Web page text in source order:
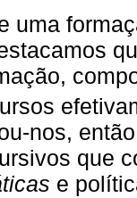
uma
nos,
que
e